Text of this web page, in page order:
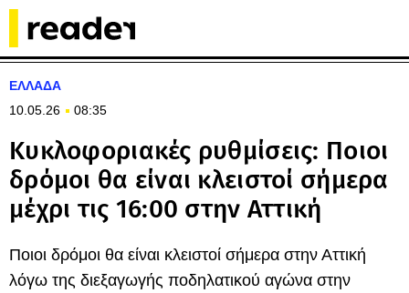
ΕΛΛΑΔΑ
10.05.26
08:35
Κυκλοφοριακές ρυθμίσεις: Ποιοι
δρόμοι θα είναι κλειστοί σήμερα
μέχρι τις 16:00 στην Αττική
Ποιοι δρόμοι θα είναι κλειστοί σήμερα στην Αττική
λόγω της διεξαγωγής ποδηλατικού αγώνα στην